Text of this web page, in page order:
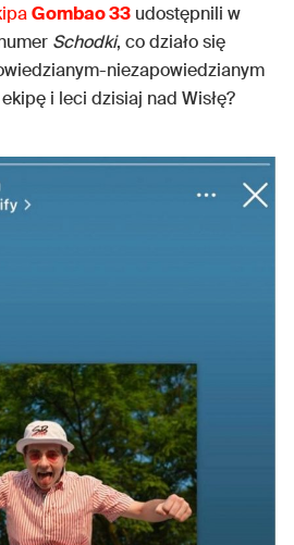
Gombao 33 udostępnili w
Schodki, co działo się
niezapowiedzianym
i leci dzisiaj nad Wisłę?